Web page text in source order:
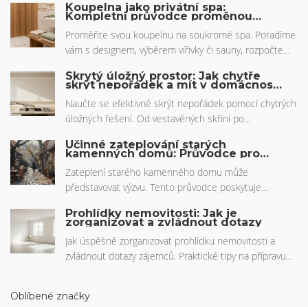
začátečníky.
Koupelna jako privátní spa:
Kompletní průvodce proměnou
Proměňte svou koupelnu na soukromé spa. Poradíme
vám s designem, výběrem vířivky či sauny, rozpočtem
Skrytý úložný prostor: Jak chytře
skrýt nepořádek a mít v domácnosti
Naučte se efektivně skrýt nepořádek pomocí chytrých
úložných řešení. Od vestavěných skříní po
domov.
Účinné zateplování starých
kamenných domů: Průvodce pro
Zateplení starého kamenného domu může
představovat výzvu. Tento průvodce poskytuje
historické hodnoty a dosažení energetických úspor.
metodami zateplování a doporučeními pro udržitelné
vytápění. Zjistěte, jak zlepšit tepelný komfort vašeho
Prohlídky nemovitosti: Jak je
zorganizovat a zvládnout dotazy
Jak úspěšně zorganizovat prohlídku nemovitosti a
zvládnout dotazy zájemců. Praktické tipy na přípravu
Oblíbené značky